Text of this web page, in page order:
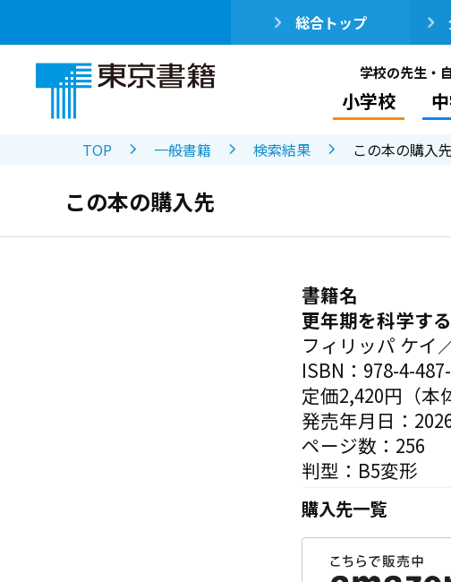
総合トップ
学校の先生・
小学校
TOP 一般書籍 検索結果 この本の購入先
この本の購入先
書籍名
更年期を科学する
フィリッパ ケ
ISBN：978-4-
定価2,420円（本
発売年月日：
ページ数：256
判型：B5変形
購入先一覧